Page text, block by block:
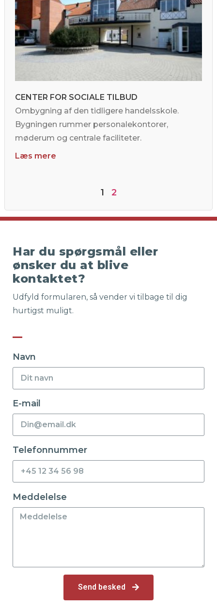
CENTER FOR SOCIALE TILBUD
Ombygning af den tidligere handelsskole.
Bygningen rummer personalekontorer,
møderum og centrale faciliteter.
Læs mere
1 2
Har du spørgsmål eller
ønsker du at blive
kontaktet?
Udfyld formularen, så vender vi tilbage til dig
hurtigst muligt.
Navn
E-mail
Telefonnummer
Meddelelse
Send besked